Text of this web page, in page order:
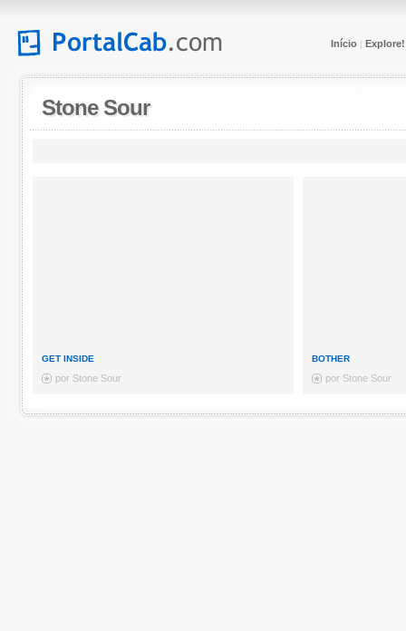
Início| Explore!
Stone Sour
GET INSIDE
por Stone Sour
BOTHER
por Stone Sour